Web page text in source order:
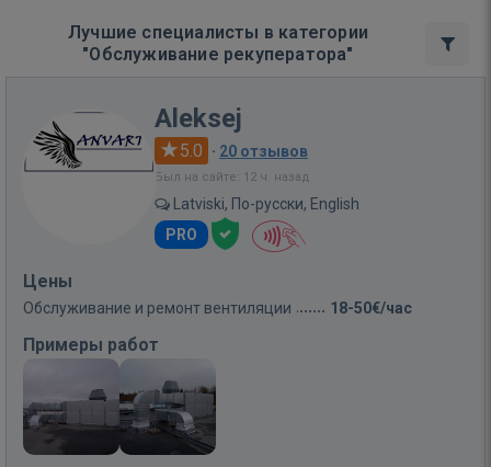
Лучшие специалисты в категории
"Обслуживание рекуператора"
Aleksej
5.0 · 20 отзывов
Был на сайте: 12 ч. назад
Latviski, По-русски, English
PRO
Цены
Обслуживание и ремонт вентиляции 18-50€/час
Примеры работ